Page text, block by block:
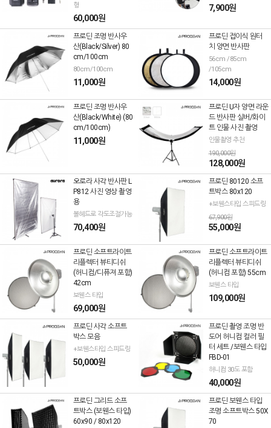
형
60,000원
7,900원
프로딘 조명 반사우
산(Black/Silver) 80
cm/100cm
80cm/100cm
11,000원
프로딘 접이식 원터
치 양면 반사판
56cm /85cm
/105cm
14,000원
프로딘 조명 반사우
산(Black/White) (80
cm/100cm)
11,000원
프로딘 U자 양면 라운
드 반사판 실버/화이
트 인물 사진 촬영
인물촬영 추천
190,000원
128,000원
오로라 사각 반사판 L
P812 사진 영상 촬영
용
볼헤드로 각도조절가능
70,400원
프로딘 80120 소프
트박스 80x120
+보웬스타입 스피드링
67,900원
55,000원
프로딘 소프트라이트
리플렉터 뷰티디쉬
(허니컴/디퓨져 포함)
42cm
보웬스 타입
69,000원
프로딘 소프트라이트
리플렉터 뷰티디쉬
(허니컴 포함) 55cm
보웬스 타입
109,000원
프로딘 사각 소프트
박스 모음
+보웬스타입 스피드링
50,000원
프로딘 촬영 조명 반
도어 허니컴 컬러 필
터 세트 /보웬스 타입
FBD-01
허니컴 30도 포함
40,000원
프로딘 그리드 소프
트박스 (보웬스 타입)
60x90 / 80x120
프로딘 보웬스 타입
조명 소프트박스 50X
70